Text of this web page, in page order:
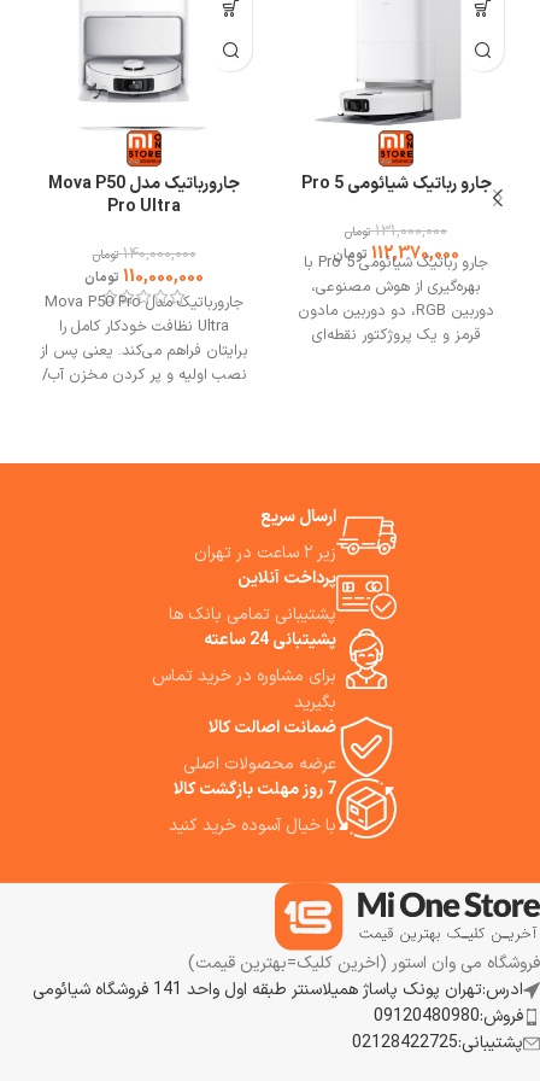
تا لباس های تان کوچک‌ترین آسیبی نبیند.
جارو رباتیک شیائومی 5 Pro
131,000,000 تومان
112,370,000 تومان
جارو رباتیک شیائومی 5 Pro با
بهره‌گیری از هوش مصنوعی،
دوربین RGB، دو دوربین مادون
قرمز و یک پروژکتور نقطه‌ای
جارورباتیک مدل Mova P50
Pro Ultra
140,000,000 تومان
110,000,000 تومان
جارورباتیک مدل Mova P50 Pro
Ultra نظافت خودکار کامل را
برایتان فراهم می‌کند. یعنی پس از
نصب اولیه و پر کردن مخزن آب/
یا بشویید. جارورباتیک P50 Pro
را جارو می‌کند، بلکه تی می‌کشد،
پد تی را شست‌وشو و خشک می‌کند
و با حداقل دخالت شما، نظافت
از طریق اپ و دستیار صوتی تلاش
می‌کند بار نظافت خانه را تقریباً به
بدون دردسر، پیوسته و کارآمد
هستید، این مدل می‌تواند «تکمیل
خانه هوشمند» شما باشد. ما
را به شما پیشنهاد می‌کنیم.
ارسال سریع
زیر ۲ ساعت در تهران
پرداخت آنلاین
پشتیبانی تمامی بانک ها
پشیتبانی 24 ساعته
برای مشاوره در خرید تماس
بگیرید
ضمانت اصالت کالا
عرضه محصولات اصلی
7 روز مهلت بازگشت کالا
با خیال آسوده خرید کنید
فروشگاه می وان استور (اخرین کلیک=بهترین قیمت)
ادرس:تهران پونک پاساژ همیلاسنتر طبقه اول واحد 141 فروشگاه شیائومی
فروش:09120480980
پشتیبانی:02128422725